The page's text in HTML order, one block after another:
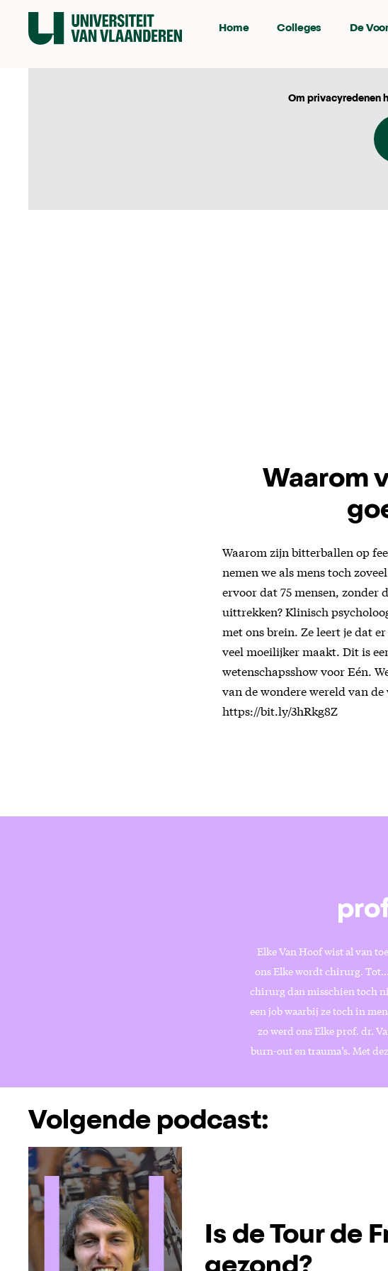
Home Colleges De
Om privacyredenen
Waarom
Waarom zijn bitterballen op
nemen we als mens toch
ervoor dat 75 mensen, zonder
uittrekken? Klinisch
met ons brein. Ze leert je dat
veel moeilijker maakt. Dit is
wetenschapsshow voor Eén.
van de wondere wereld van
https://bit.ly/3hRkg8Z
Elke Van Hoof wist al van
ons Elke wordt chirurg.
chirurg dan misschien toch
een job waarbij ze toch in
zo werd ons Elke prof. dr.
burn-out en trauma’s. Met
Volgende podcast:
Is de Tour de